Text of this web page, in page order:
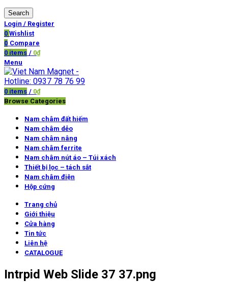
Search
Login / Register
0 Wishlist
0 Compare
0 items / 0₫
Menu
0 items / 0₫
Browse Categories
Nam châm đất hiếm
Nam châm dẻo
Nam châm nâng
Nam châm ferrite
Nam châm nút áo – Túi xách
Thiết bị lọc – tách sắt
Nam châm điện
Hộp cứng
Trang chủ
Giới thiệu
Cửa hàng
Tin tức
Liên hệ
CATALOGUE
Intrpid Web Slide 37 37.png